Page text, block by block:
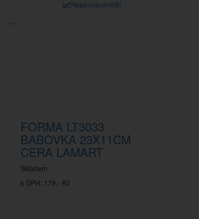
Nejprodávanější
»»
FORMA LT3033
BABOVKA 23X11CM
CERA LAMART
Skladem
s DPH: 179,- Kč